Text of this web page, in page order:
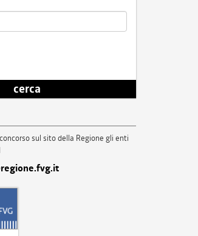
cerca
sul sito della Regione gli enti